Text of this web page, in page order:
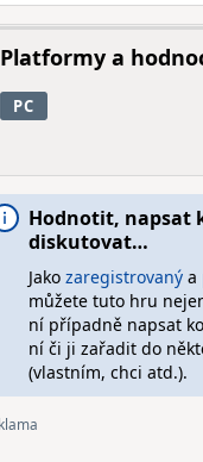
Platformy a
PC
Hodnotit, napsat
diskutovat…
Jako zaregistrovanýa
můžete tuto hru
ní případně napsat
ní či ji zařadit do
(vlastním, chci atd.).